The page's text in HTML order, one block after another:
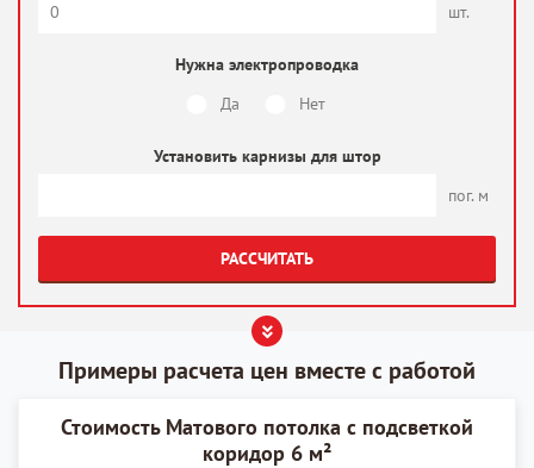
шт.
Нужна электропроводка
Да
Нет
Установить карнизы для штор
пог. м
РАССЧИТАТЬ
Примеры расчета цен вместе с работой
Стоимость Матового потолка с подсветкой
коридор 6 м²